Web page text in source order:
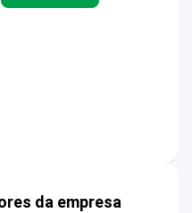
da empresa